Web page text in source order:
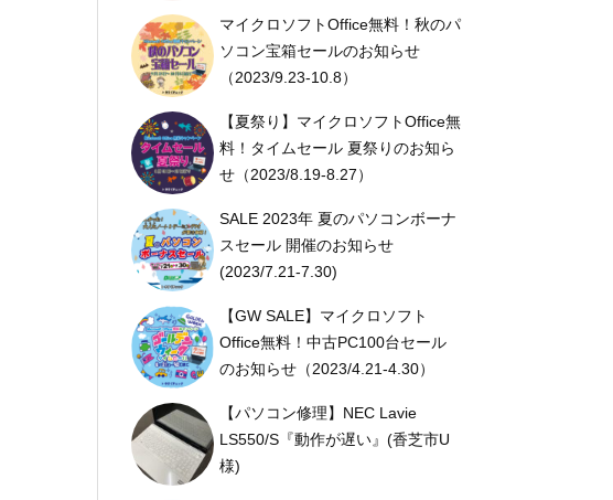
マイクロソフトOffice無料！秋のパ
ソコン宝箱セールのお知らせ
（2023/9.23-10.8）
【夏祭り】マイクロソフトOffice無
料！タイムセール 夏祭りのお知ら
せ（2023/8.19-8.27）
SALE 2023年 夏のパソコンボーナ
スセール 開催のお知らせ
(2023/7.21-7.30)
【GW SALE】マイクロソフト
Office無料！中古PC100台セール
のお知らせ（2023/4.21-4.30）
【パソコン修理】NEC Lavie
LS550/S『動作が遅い』(香芝市U
様)